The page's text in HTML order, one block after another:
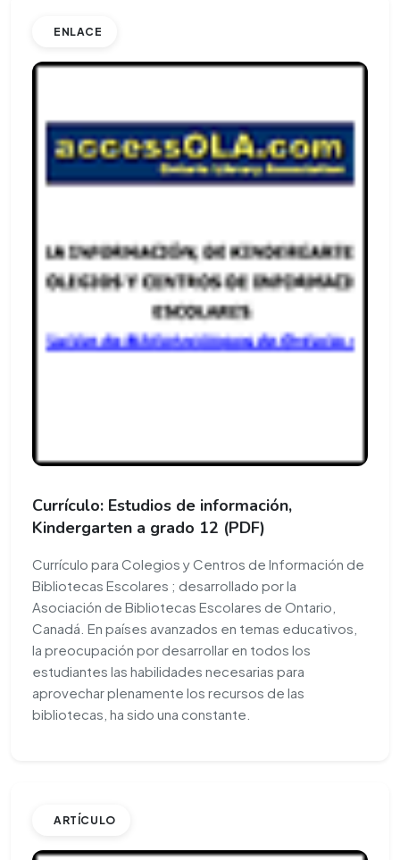
ENLACE
Currículo: Estudios de información,
Kindergarten a grado 12 (PDF)
Currículo para Colegios y Centros de Información de
Bibliotecas Escolares ; desarrollado por la
Asociación de Bibliotecas Escolares de Ontario,
Canadá. En países avanzados en temas educativos,
la preocupación por desarrollar en todos los
estudiantes las habilidades necesarias para
aprovechar plenamente los recursos de las
bibliotecas, ha sido una constante.
ARTÍCULO